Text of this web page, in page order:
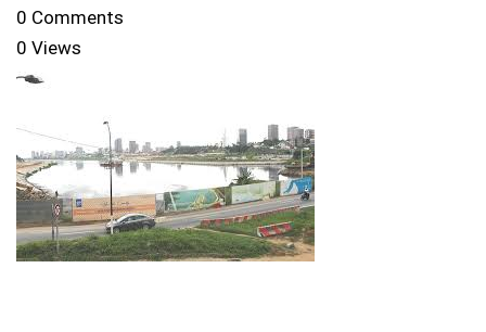
0 Comments
0 Views